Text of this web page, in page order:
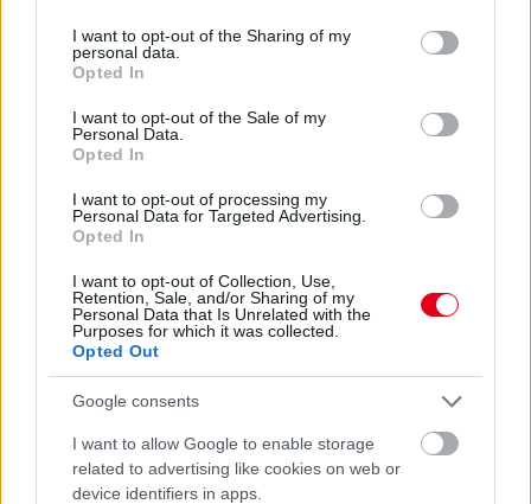
not limited to your visit or usage behaviour. You may click to
grant or deny consent to Google and its third-party tags to
use your data for below specified purposes in below Google
consent section.
I want to opt-out of the Sharing of my
personal data.
Opted In
I want to opt-out of the Sale of my
Personal Data.
Opted In
I want to opt-out of processing my
Personal Data for Targeted Advertising.
Opted In
I want to opt-out of Collection, Use,
Retention, Sale, and/or Sharing of my
Personal Data that Is Unrelated with the
Purposes for which it was collected.
Opted Out
Google consents
I want to allow Google to enable storage
related to advertising like cookies on web or
device identifiers in apps.
Óriási bevétel-visszaesést könyvelhetett el az F1 a